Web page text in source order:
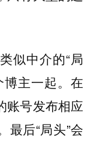
似中介的“局
博主一起。在
账号发布相应
最后“局头”会